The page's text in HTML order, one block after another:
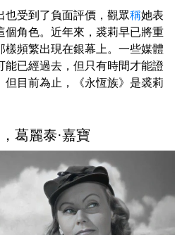
也受到了負面評價，觀眾稱她表
個角色。近年來，裘莉早已將重
樣頻繁出現在銀幕上。一些媒體
能已經過去，但只有時間才能證
但目前為止，《永恆族》是裘莉
葛麗泰·嘉寶